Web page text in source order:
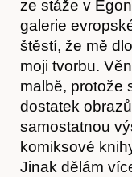
ze stáže v
galerie
štěstí, že mě
moji tvorbu.
malbě, protože
dostatek
samostatnou
komiksové
Jinak dělám